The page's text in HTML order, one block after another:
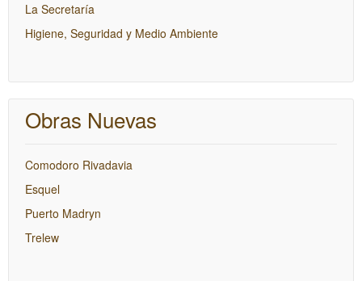
La Secretaría
Higiene, Seguridad y Medio Ambiente
Obras Nuevas
Comodoro Rivadavia
Esquel
Puerto Madryn
Trelew